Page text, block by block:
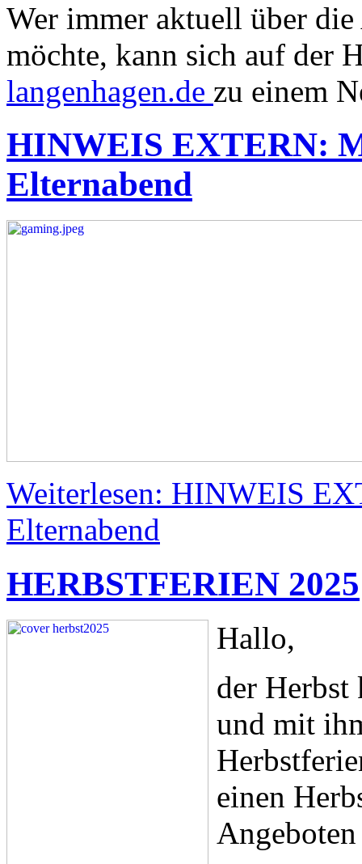
Wer immer aktuell über
möchte, kann sich auf der
langenhagen.de zu einem
HINWEIS EXTERN:
Elternabend
Weiterlesen: HINWEIS
Elternabend
HERBSTFERIEN 2025
Hallo,
der Herbst
und mit
einen